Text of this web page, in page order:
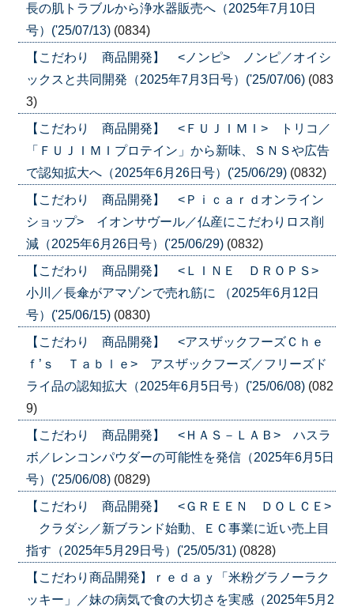
長の肌トラブルから浄水器販売へ（2025年7月10日
号）('25/07/13) (0834)
【こだわり 商品開発】 <ノンピ> ノンピ／オイシ
ックスと共同開発（2025年7月3日号）('25/07/06) (083
3)
【こだわり 商品開発】 <ＦＵＪＩＭＩ> トリコ／
「ＦＵＪＩＭＩプロテイン」から新味、ＳＮＳや広告
で認知拡大へ（2025年6月26日号）('25/06/29) (0832)
【こだわり 商品開発】 <Ｐｉｃａｒｄオンライン
ショップ> イオンサヴール／仏産にこだわりロス削
減（2025年6月26日号）('25/06/29) (0832)
【こだわり 商品開発】 <ＬＩＮＥ ＤＲＯＰＳ>
小川／長傘がアマゾンで売れ筋に （2025年6月12日
号）('25/06/15) (0830)
【こだわり 商品開発】 <アスザックフーズＣｈｅ
ｆ’ｓ Ｔａｂｌｅ> アスザックフーズ／フリーズド
ライ品の認知拡大（2025年6月5日号）('25/06/08) (082
9)
【こだわり 商品開発】 <ＨＡＳ－ＬＡＢ> ハスラ
ボ／レンコンパウダーの可能性を発信（2025年6月5日
号）('25/06/08) (0829)
【こだわり 商品開発】 <ＧＲＥＥＮ ＤＯＬＣＥ>
クラダシ／新ブランド始動、ＥＣ事業に近い売上目
指す（2025年5月29日号）('25/05/31) (0828)
【こだわり商品開発】ｒｅｄａｙ「米粉グラノーラク
ッキー」／妹の病気で食の大切さを実感（2025年5月2